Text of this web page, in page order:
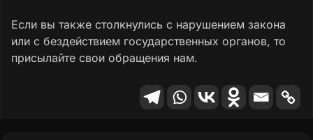
Если вы также столкнулись с нарушением закона
или с бездействием государственных органов, то
присылайте свои обращения нам.